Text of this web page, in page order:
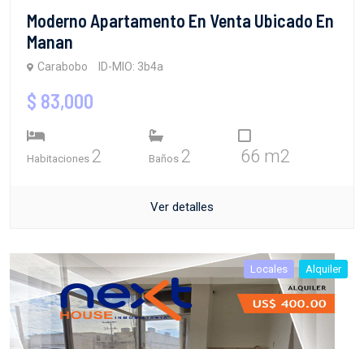
Moderno Apartamento En Venta Ubicado En
Manan
Carabobo ID-MIO: 3b4a
$ 83,000
Habitaciones 2 Baños 2 66 m2
Ver detalles
Locales Alquiler